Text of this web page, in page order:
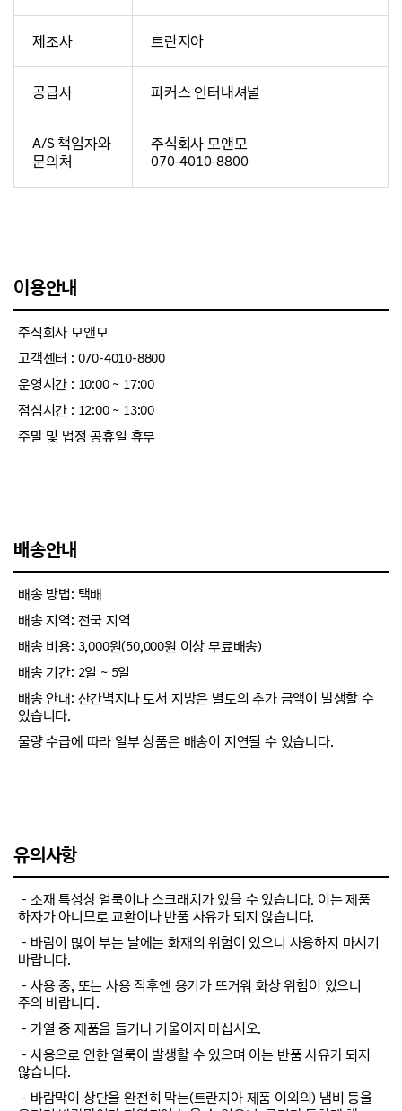
제조사 트란지아
공급사 파커스 인터내셔널
A/S 책임자와
문의처
주식회사 모앤모
070-4010-8800
이용안내
주식회사 모앤모
고객센터 : 070-4010-8800
운영시간 : 10:00 ~ 17:00
점심시간 : 12:00 ~ 13:00
주말 및 법정 공휴일 휴무
배송안내
배송 방법: 택배
배송 지역: 전국 지역
배송 비용: 3,000원(50,000원 이상 무료배송)
배송 기간: 2일 ~ 5일
배송 안내: 산간벽지나 도서 지방은 별도의 추가 금액이 발생할 수
있습니다.
물량 수급에 따라 일부 상품은 배송이 지연될 수 있습니다.
유의사항
－소재 특성상 얼룩이나 스크래치가 있을 수 있습니다. 이는 제품
하자가 아니므로 교환이나 반품 사유가 되지 않습니다.
－바람이 많이 부는 날에는 화재의 위험이 있으니 사용하지 마시기
바랍니다.
－사용 중, 또는 사용 직후엔 용기가 뜨거워 화상 위험이 있으니
주의 바랍니다.
－가열 중 제품을 들거나 기울이지 마십시오.
－사용으로 인한 얼룩이 발생할 수 있으며 이는 반품 사유가 되지
않습니다.
－바람막이 상단을 완전히 막는(트란지아 제품 이외의) 냄비 등을